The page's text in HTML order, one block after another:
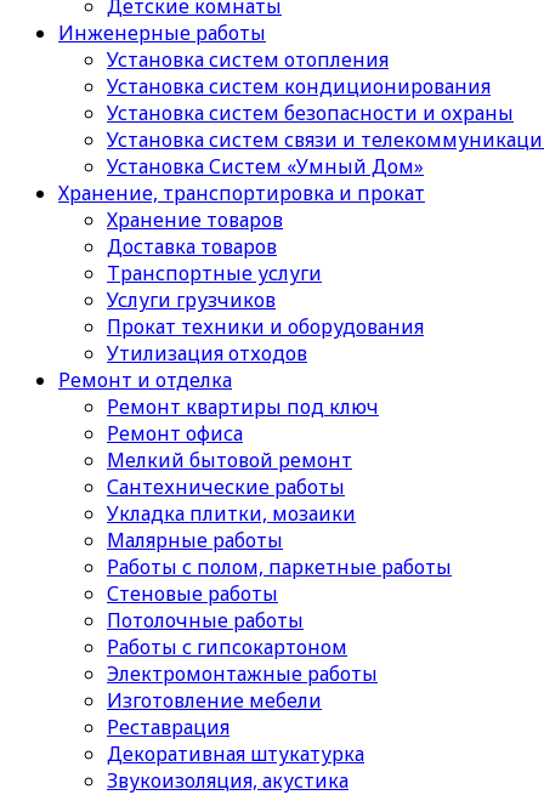
Детские комнаты
Инженерные работы
Установка систем отопления
Установка систем кондиционирования
Установка систем безопасности и охраны
Установка систем связи и
Установка Систем «Умный Дом»
Хранение, транспортировка и прокат
Хранение товаров
Доставка товаров
Транспортные услуги
Услуги грузчиков
Прокат техники и оборудования
Утилизация отходов
Ремонт и отделка
Ремонт квартиры под ключ
Ремонт офиса
Мелкий бытовой ремонт
Сантехнические работы
Укладка плитки, мозаики
Малярные работы
Работы с полом, паркетные работы
Стеновые работы
Потолочные работы
Работы с гипсокартоном
Электромонтажные работы
Изготовление мебели
Реставрация
Декоративная штукатурка
Звукоизоляция, акустика